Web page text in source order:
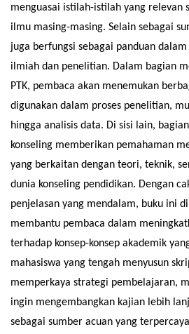
menguasai istilah-istilah yang relevan
ilmu masing-masing. Selain sebagai
juga berfungsi sebagai panduan
ilmiah dan penelitian. Dalam bagian
PTK, pembaca akan menemukan
digunakan dalam proses penelitian,
hingga analisis data. Di sisi lain,
konseling memberikan pemahaman
yang berkaitan dengan teori, teknik,
dunia konseling pendidikan. Dengan
penjelasan yang mendalam, buku ini
membantu pembaca dalam
terhadap konsep-konsep akademik
mahasiswa yang tengah menyusun
memperkaya strategi pembelajaran,
ingin mengembangkan kajian lebih
sebagai sumber acuan yang